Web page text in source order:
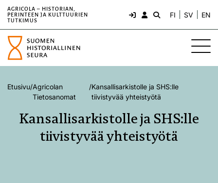
AGRICOLA – HISTORIAN,
PERINTEEN JA KULTTUURIEN
TUTKIMUS
FI SV EN
Etusivu/Agricolan
Tietosanomat
/Kansallisarkistolle ja SHS:lle
tiivistyvää yhteistyötä
Kansallisarkistolle ja SHS:lle
tiivistyvää yhteistyötä